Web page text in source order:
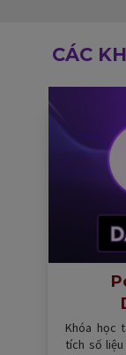
CÁC
Khóa học
tích số